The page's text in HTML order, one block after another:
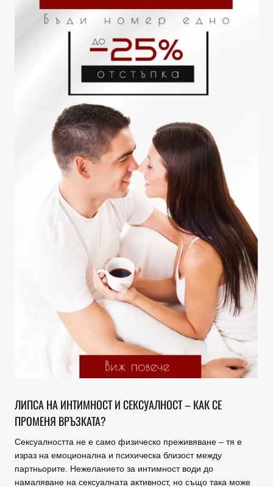
ЛИПСА НА ИНТИМНОСТ И СЕКСУАЛНОСТ – КАК СЕ
ПРОМЕНЯ ВРЪЗКАТА?
Сексуалността не е само физическо преживяване – тя е
израз на емоционална и психическа близост между
партньорите. Нежеланието за интимност води до
намаляване на сексуалната активност, но също така може